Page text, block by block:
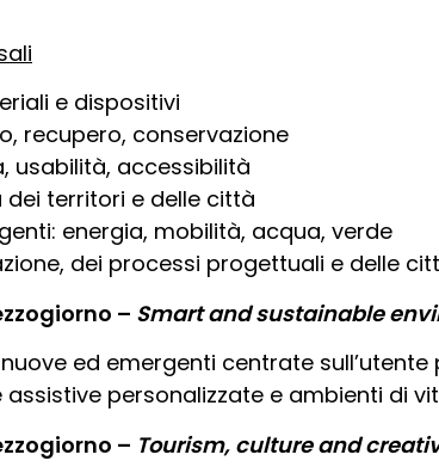
e dispositivi
recupero, conservazione
usabilità, accessibilità
dei territori e delle città
energia, mobilità, acqua, verde
dei processi progettuali e delle
– Smart and sustainable
nuove ed emergenti centrate
assistive personalizzate e ambienti di
– Tourism, culture and